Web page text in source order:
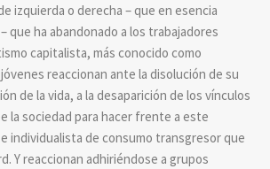
izquierda o derecha – que en esencia
que ha abandonado a los trabajadores
capitalista, más conocido como
reaccionan ante la disolución de su
de la vida, a la desaparición de los vínculos
la sociedad para hacer frente a este
individualista de consumo transgresor que
Y reaccionan adhiriéndose a grupos